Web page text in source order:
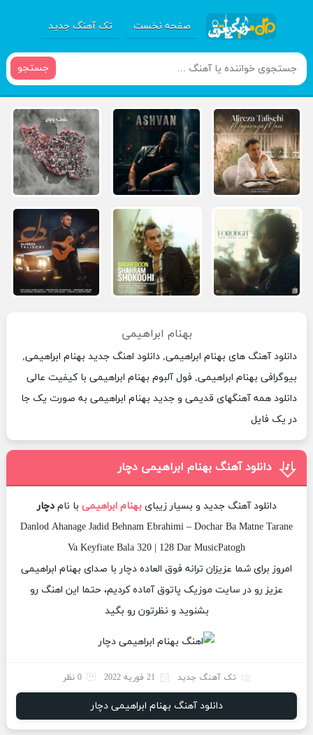
صفحه نخست تک آهنگ جدید
جستجو
بهنام ابراهیمی
دانلود آهنگ های بهنام ابراهیمی, دانلود اهنگ جدید بهنام ابراهیمی,
بیوگرافی بهنام ابراهیمی, فول آلبوم بهنام ابراهیمی با کیفیت عالی
دانلود همه آهنگهای قدیمی و جدید بهنام ابراهیمی به صورت یک جا
در یک فایل
دانلود آهنگ بهنام ابراهیمی دچار
دانلود آهنگ جدید و بسیار زیبایبهنام ابراهیمی با نامدچار
Danlod Ahanage Jadid Behnam Ebrahimi – Dochar Ba Matne Tarane
Va Keyfiate Bala 320 | 128 Dar MusicPatogh
امروز برای شما عزیزان ترانه فوق العاده دچار با صدای بهنام ابراهیمی
عزیز رو در سایت موزیک پاتوق آماده کردیم، حتما این اهنگ رو
بشنوید و نظرتون رو بگید
تک آهنگ جدید 21 فوریه 2022 0 نظر
دانلود آهنگ بهنام ابراهیمی دچار